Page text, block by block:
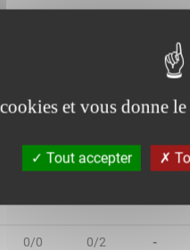
50.0
0/0 0/2 -
et vous donne
Tout accepter